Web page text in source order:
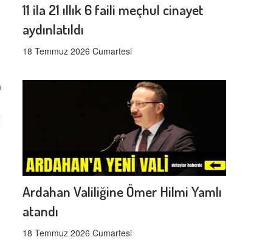
11 ila 21 ıllık 6 faili meçhul cinayet
aydınlatıldı
18 Temmuz 2026 Cumartesi
Ardahan Valiliğine Ömer Hilmi Yamlı
atandı
18 Temmuz 2026 Cumartesi